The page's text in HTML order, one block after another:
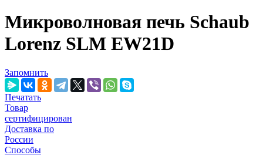
Микроволновая печь Schaub
Lorenz SLM EW21D
Запомнить
Печатать
Товар
сертифицирован
Доставка по
России
Способы